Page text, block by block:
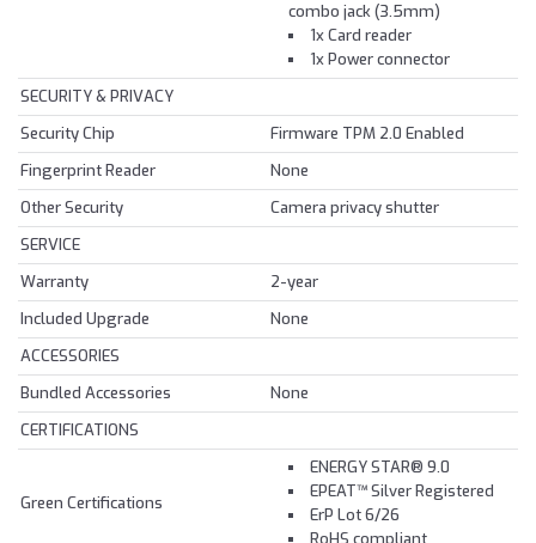
combo jack (3.5mm)
1x Card reader
1x Power connector
SECURITY & PRIVACY
Security Chip
Firmware TPM 2.0 Enabled
Fingerprint Reader
None
Other Security
Camera privacy shutter
SERVICE
Warranty
2-year
Included Upgrade
None
ACCESSORIES
Bundled Accessories
None
CERTIFICATIONS
Green Certifications
ENERGY STAR® 9.0
EPEAT™ Silver Registered
ErP Lot 6/26